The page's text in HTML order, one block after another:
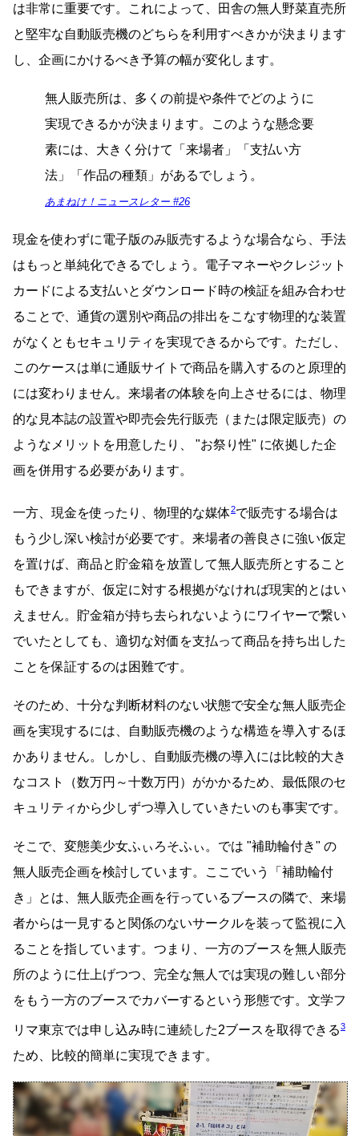
は非常に重要です。これによって、田舎の無人野菜直売所
と堅牢な自動販売機のどちらを利用すべきかが決まります
し、企画にかけるべき予算の幅が変化します。
無人販売所は、多くの前提や条件でどのように
実現できるかが決まります。このような懸念要
素には、大きく分けて「来場者」「支払い方
法」「作品の種類」があるでしょう。
あまねけ！ニュースレター #26
現金を使わずに電子版のみ販売するような場合なら、手法
はもっと単純化できるでしょう。電子マネーやクレジット
カードによる支払いとダウンロード時の検証を組み合わせ
ることで、通貨の選別や商品の排出をこなす物理的な装置
がなくともセキュリティを実現できるからです。ただし、
このケースは単に通販サイトで商品を購入するのと原理的
には変わりません。来場者の体験を向上させるには、物理
的な見本誌の設置や即売会先行販売（または限定販売）の
ようなメリットを用意したり、
お祭り性
に依拠した企
画を併用する必要があります。
一方、現金を使ったり、物理的な媒体2で販売する場合は
もう少し深い検討が必要です。来場者の善良さに強い仮定
を置けば、商品と貯金箱を放置して無人販売所とすること
もできますが、仮定に対する根拠がなければ現実的とはい
えません。貯金箱が持ち去られないようにワイヤーで繋い
でいたとしても、適切な対価を支払って商品を持ち出した
ことを保証するのは困難です。
そのため、十分な判断材料のない状態で安全な無人販売企
画を実現するには、自動販売機のような構造を導入するほ
かありません。しかし、自動販売機の導入には比較的大き
なコスト（数万円～十数万円）がかかるため、最低限のセ
キュリティから少しずつ導入していきたいのも事実です。
そこで、変態美少女ふぃろそふぃ。では 補助輪付き
の
無人販売企画を検討しています。ここでいう「補助輪付
き」とは、無人販売企画を行っているブースの隣で、来場
者からは一見すると関係のないサークルを装って監視に入
ることを指しています。つまり、一方のブースを無人販売
所のように仕上げつつ、完全な無人では実現の難しい部分
をもう一方のブースでカバーするという形態です。文学フ
リマ東京では申し込み時に連続した2ブースを取得できる3
ため、比較的簡単に実現できます。